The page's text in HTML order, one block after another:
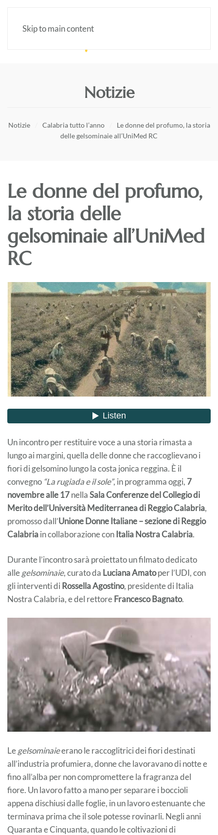
Skip to main content
Notizie
Notizie Calabria tutto l’anno
Le donne del profumo, la storia
delle gelsominaie all’UniMed RC
Le donne del profumo,
la storia delle
gelsominaie all’UniMed
RC
Un incontro per restituire voce a una storia rimasta a
lungo ai margini, quella delle donne che raccoglievano i
fiori di gelsomino lungo la costa jonica reggina. È il
convegno “La rugiada e il sole”, in programma oggi, 7
novembre alle 17nellaSala Conferenze del Collegio di
Merito dell’Università Mediterranea di Reggio Calabria,
promosso dall’Unione Donne Italiane – sezione di Reggio
Calabriain collaborazione conItalia Nostra Calabria.
Durante l’incontro sarà proiettato un filmato dedicato
allegelsominaie, curato da Luciana Amatoper l’UDI, con
gli interventi di Rossella Agostino, presidente di Italia
Nostra Calabria, e del rettoreFrancesco Bagnato.
Legelsominaieerano le raccoglitrici dei fiori destinati
all’industria profumiera, donne che lavoravano di notte e
fino all’alba per non compromettere la fragranza del
fiore. Un lavoro fatto a mano per separare i boccioli
appena dischiusi dalle foglie, in un lavoro estenuante che
terminava prima che il sole potesse rovinarli. Negli anni
Quaranta e Cinquanta, quando le coltivazioni di